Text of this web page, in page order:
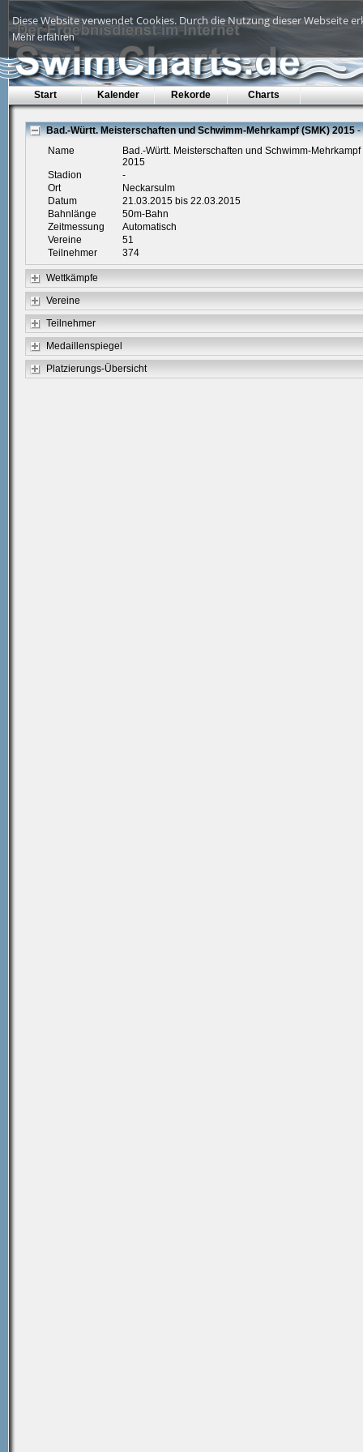
Diese Website verwendet Cookies. Durch die Nutzung dieser Webseite
Mehr erfahren
Start Kalender Rekorde Charts
Bad.-Württ. Meisterschaften und Schwimm-Mehrkampf (SMK) 2015-
Name
Bad.-Württ. Meisterschaften und Schwimm-Mehrkampf
2015
Stadion
-
Ort
Neckarsulm
Datum
21.03.2015 bis 22.03.2015
Bahnlänge
50m-Bahn
Zeitmessung
Automatisch
Vereine
51
Teilnehmer
374
Wettkämpfe
Vereine
Teilnehmer
Medaillenspiegel
Platzierungs-Übersicht